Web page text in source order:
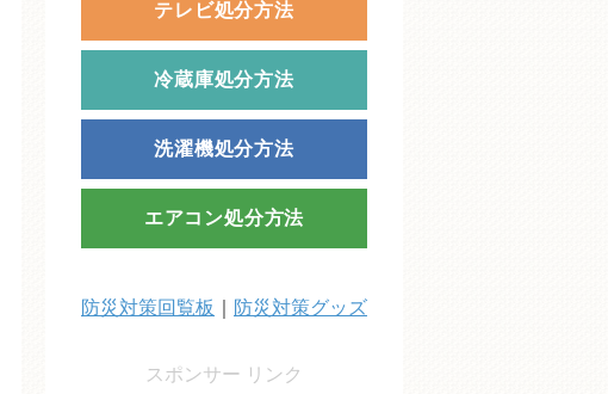
テレビ処分方法
冷蔵庫処分方法
洗濯機処分方法
エアコン処分方法
防災対策回覧板 防災対策グッズ
スポンサー リンク